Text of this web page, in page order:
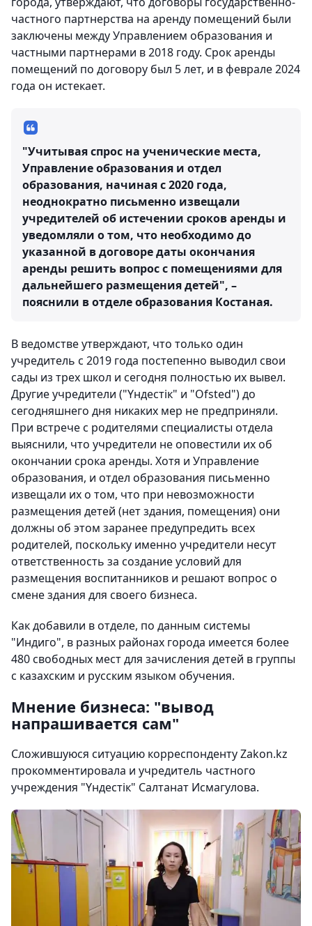
частного партнерства на аренду помещений были
заключены между Управлением образования и
частными партнерами в 2018 году. Срок аренды
помещений по договору был 5 лет, и в феврале 2024
года он истекает.
"Учитывая спрос на ученические места,
Управление образования и отдел
образования, начиная с 2020 года,
неоднократно письменно извещали
учредителей об истечении сроков аренды и
уведомляли о том, что необходимо до
указанной в договоре даты окончания
аренды решить вопрос с помещениями для
дальнейшего размещения детей", –
пояснили в отделе образования Костаная.
В ведомстве утверждают, что только один
учредитель с 2019 года постепенно выводил свои
сады из трех школ и сегодня полностью их вывел.
Другие учредители ("Үндестік" и "Ofsted") до
сегодняшнего дня никаких мер не предприняли.
При встрече с родителями специалисты отдела
выяснили, что учредители не оповестили их об
окончании срока аренды. Хотя и Управление
образования, и отдел образования письменно
извещали их о том, что при невозможности
размещения детей (нет здания, помещения) они
должны об этом заранее предупредить всех
родителей, поскольку именно учредители несут
ответственность за создание условий для
размещения воспитанников и решают вопрос о
смене здания для своего бизнеса.
Как добавили в отделе, по данным системы
"Индиго", в разных районах города имеется более
480 свободных мест для зачисления детей в группы
с казахским и русским языком обучения.
Мнение бизнеса: "вывод
напрашивается сам"
Сложившуюся ситуацию корреспонденту Zakon.kz
прокомментировала и учредитель частного
учреждения "Үндестік" Салтанат Исмагулова.